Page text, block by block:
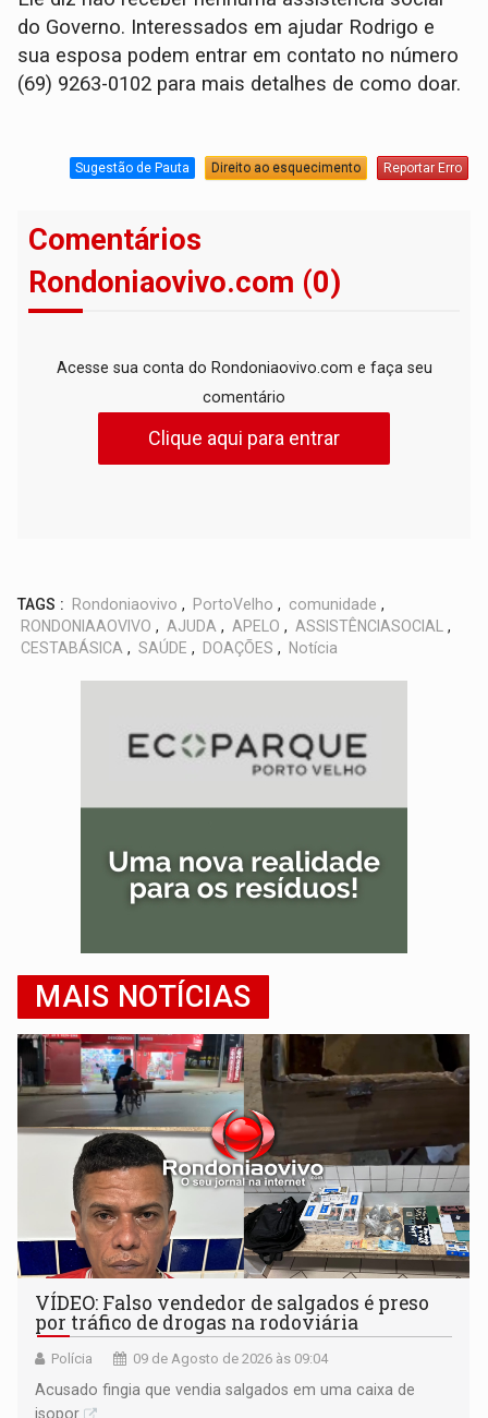
do Governo. Interessados em ajudar Rodrigo e
sua esposa podem entrar em contato no número
(69) 9263-0102 para mais detalhes de como doar.
Sugestão de Pauta Direito ao esquecimento Reportar Erro
Comentários
Rondoniaovivo.com (0)
Acesse sua conta do Rondoniaovivo.com e faça seu
comentário
Clique aqui para entrar
TAGS : Rondoniaovivo , PortoVelho , comunidade ,
RONDONIAAOVIVO , AJUDA , APELO , ASSISTÊNCIASOCIAL
,
CESTABÁSICA , SAÚDE , DOAÇÕES , Notícia
MAIS NOTÍCIAS
VÍDEO: Falso vendedor de salgados é preso
por tráfico de drogas na rodoviária
Polícia 09 de Agosto de 2026 às 09:04
Acusado fingia que vendia salgados em uma caixa de
isopor